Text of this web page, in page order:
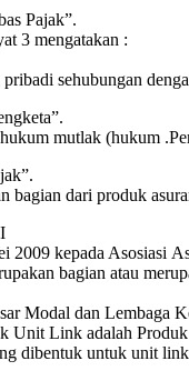
Pajak”.
3 mengatakan :
sehubungan
mutlak (hukum
dari produk
2009 kepada
bagian atau
Modal dan
Unit Link adalah
dibentuk untuk unit